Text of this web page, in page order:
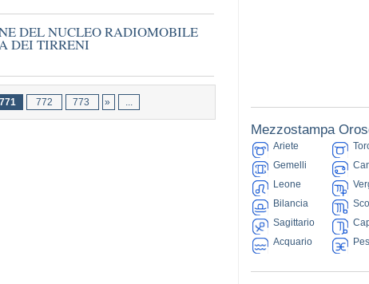
Mezzostampa
Ariete
Gemelli
Leone
Bilancia
Sagittario
Acquario
DEL NUCLEO RADIOMOBILE
DEI TIRRENI
771 772 773 » ...